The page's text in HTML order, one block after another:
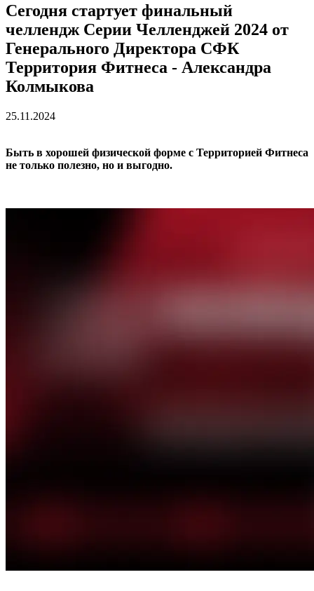
Сегодня стартует финальный
челлендж Серии Челленджей 2024 от
Генерального Директора СФК
Территория Фитнеса - Александра
Колмыкова
25.11.2024
Быть в хорошей физической форме с Территорией Фитнеса
не только полезно, но и выгодно.